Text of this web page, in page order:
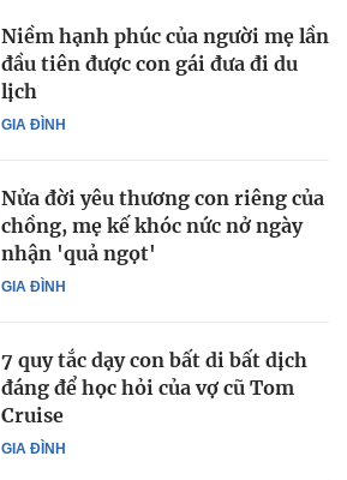
GIA ĐÌNH
Niềm hạnh phúc của người mẹ lần
đầu tiên được con gái đưa đi du
lịch
GIA ĐÌNH
Nửa đời yêu thương con riêng của
chồng, mẹ kế khóc nức nở ngày
nhận 'quả ngọt'
GIA ĐÌNH
7 quy tắc dạy con bất di bất dịch
đáng để học hỏi của vợ cũ Tom
Cruise